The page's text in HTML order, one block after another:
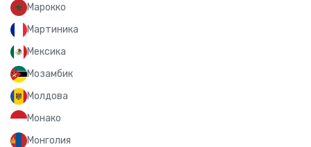
Марокко
Мартиника
Мексика
Мозамбик
Молдова
Монако
Монголия